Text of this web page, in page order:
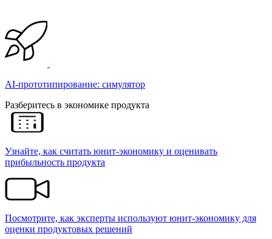
AI-прототипирование: симулятор
Разберитесь в экономике продукта
Узнайте, как считать юнит-экономику и оценивать
прибыльность продукта
Посмотрите, как эксперты используют юнит-экономику для
оценки продуктовых решений